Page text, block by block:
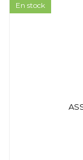
En stock